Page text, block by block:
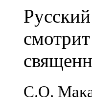
С.О.